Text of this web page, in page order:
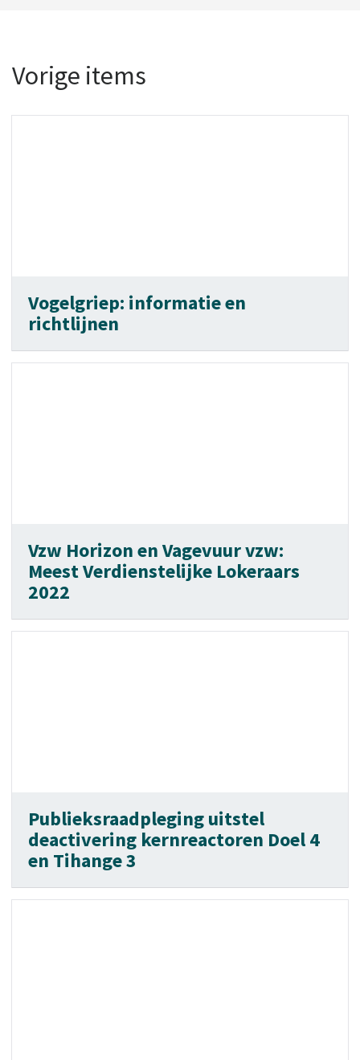
Vorige items
Vogelgriep: informatie en
richtlijnen
Vzw Horizon en Vagevuur vzw:
Meest Verdienstelijke Lokeraars
2022
Publieksraadpleging uitstel
deactivering kernreactoren Doel 4
en Tihange 3